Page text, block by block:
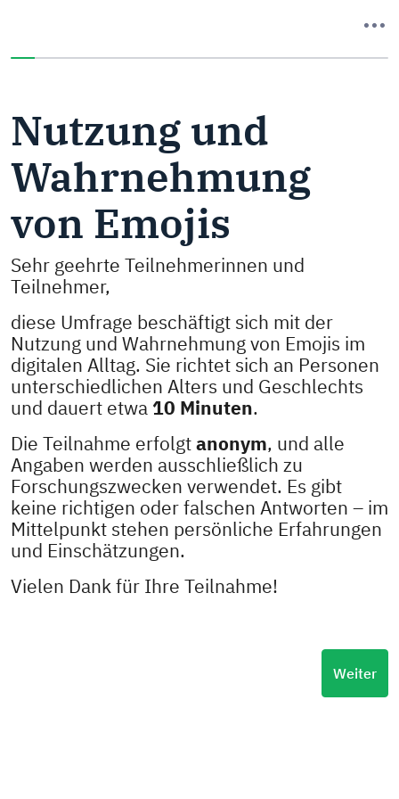
Nutzung und
Wahrnehmung
von Emojis
Sehr geehrte Teilnehmerinnen und
Teilnehmer,
diese Umfrage beschäftigt sich mit der
Nutzung und Wahrnehmung von Emojis im
digitalen Alltag. Sie richtet sich an Personen
unterschiedlichen Alters und Geschlechts
und dauert etwa 10 Minuten.
Die Teilnahme erfolgtanonym, und alle
Angaben werden ausschließlich zu
Forschungszwecken verwendet. Es gibt
keine richtigen oder falschen Antworten – im
Mittelpunkt stehen persönliche Erfahrungen
und Einschätzungen.
Vielen Dank für Ihre Teilnahme!
Weiter